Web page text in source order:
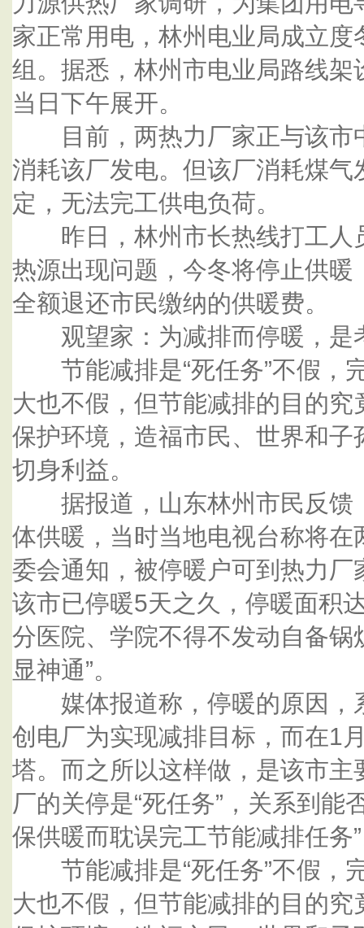
家正常用电，林州电业局成立
组。据悉，林州市电业局路线
当日下午展开。
目前，两热力厂家正与该市
消耗该厂发电。但该厂消耗煤
定，无法完工供电负荷。
昨日，林州市长热线打工人
热源出现问题，今冬将停止供
全额退还市民缴纳的供暖费。
观望家：为减排而停暖，是
节能减排是“死任务”不假，
大也不假，但节能减排的目的
保护环境，造福市民、世界和
切身利益。
据报道，山东林州市民反馈
体供暖，当时当地电视台称将
委会通知，被停暖户可到热力
该市已停暖5天之久，停暖面积
分医院、学院不得不发动自备锅
显神通”。
媒体报道称，停暖的原因，
创电厂为实现减排目标，而在1
塔。而之所以这样做，是该市
厂的关停是“死任务”，关系到能
保供暖而耽误完工节能减排任务
节能减排是“死任务”不假，
大也不假，但节能减排的目的